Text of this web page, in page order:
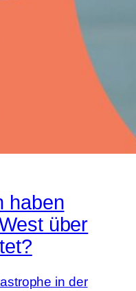
haben
über
in der